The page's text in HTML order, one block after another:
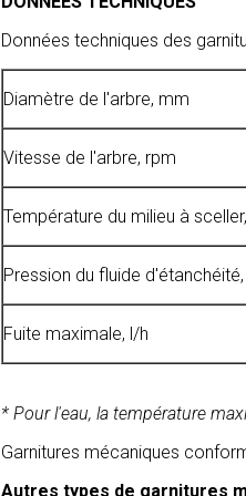
Données techniques des
Diamètre de l'arbre, mm
Vitesse de l'arbre, rpm
Température du milieu à
Pression du fluide
Fuite maximale, l/h
* Pour l'eau, la température
Garnitures mécaniques
Autres types de garnitures